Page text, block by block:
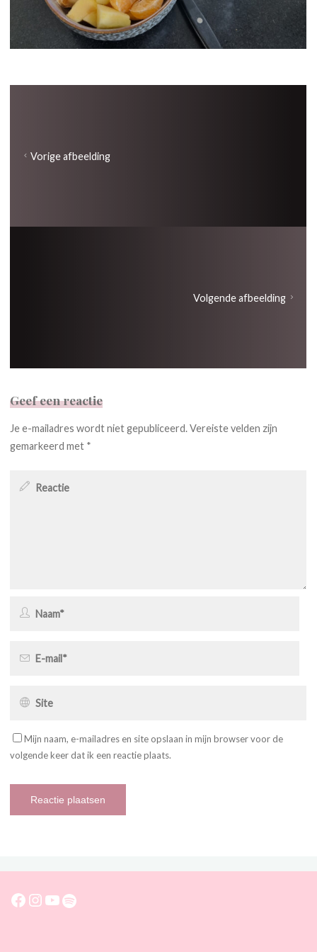
Vorige afbeelding
Volgende afbeelding
Geef een reactie
Je e-mailadres wordt niet gepubliceerd.Vereiste velden zijn
gemarkeerd met *
Mijn naam, e-mailadres en site opslaan in mijn browser voor de
volgende keer dat ik een reactie plaats.
Facebook
Instagram
YouTube
Spotify